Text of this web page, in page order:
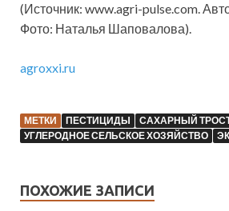
(Источник: www.agri-pulse.com.
Фото: Наталья Шаповалова).
agroxxi.ru
МЕТКИ ПЕСТИЦИДЫ САХАРНЫЙ
УГЛЕРОДНОЕ СЕЛЬСКОЕ ХОЗЯЙСТВО
ПОХОЖИЕ ЗАПИСИ